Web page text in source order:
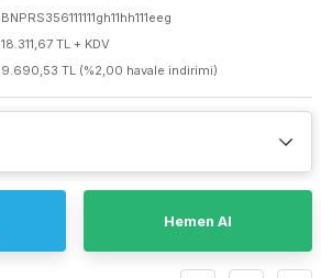
BNPRS356111111gh11hh111eeg
18.311,67 TL + KDV
9.690,53 TL (%2,00 havale indirimi)
Hemen Al